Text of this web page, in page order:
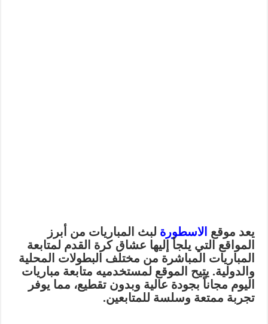
يعد موقع الاسطورة لبث المباريات من أبرز
المواقع التي يلجأ إليها عشاق كرة القدم لمتابعة
المباريات المباشرة من مختلف البطولات المحلية
والدولية. يتيح الموقع لمستخدميه متابعة مباريات
اليوم مجاناً بجودة عالية وبدون تقطيع، مما يوفر
تجربة ممتعة وسلسة للمتابعين.